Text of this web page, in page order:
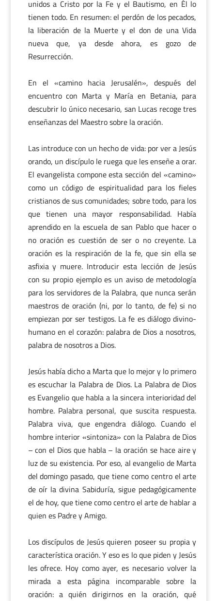
unidos a Cristo por la Fe y el Bautismo, en Él lo
tienen todo. En resumen: el perdón de los pecados,
la liberación de la Muerte y el don de una Vida
nueva que, ya desde ahora, es gozo de
Resurrección.
En el «camino hacia Jerusalén», después del
encuentro con Marta y María en Betania, para
descubrir lo único necesario, san Lucas recoge tres
enseñanzas del Maestro sobre la oración.
Las introduce con un hecho de vida: por ver a Jesús
orando, un discípulo le ruega que les enseñe a orar.
El evangelista compone esta sección del «camino»
como un código de espiritualidad para los fieles
cristianos de sus comunidades; sobre todo, para los
que tienen una mayor responsabilidad. Había
aprendido en la escuela de san Pablo que hacer o
no oración es cuestión de ser o no creyente. La
oración es la respiración de la fe, que sin ella se
asfixia y muere. Introducir esta lección de Jesús
con su propio ejemplo es un aviso de metodología
para los servidores de la Palabra, que nunca serán
maestros de oración (ni, por lo tanto, de fe) si no
empiezan por ser testigos. La fe es diálogo divino-
humano en el corazón: palabra de Dios a nosotros,
palabra de nosotros a Dios.
Jesús había dicho a Marta que lo mejor y lo primero
es escuchar la Palabra de Dios. La Palabra de Dios
es Evangelio que habla a la sincera interioridad del
hombre. Palabra personal, que suscita respuesta.
Palabra viva, que engendra diálogo. Cuando el
hombre interior «sintoniza» con la Palabra de Dios
– con el Dios que habla – la oración se hace aire y
luz de su existencia. Por eso, al evangelio de Marta
del domingo pasado, que tiene como centro el arte
de oír la divina Sabiduría, sigue pedagógicamente
el de hoy, que tiene como centro el arte de hablar a
quien es Padre y Amigo.
Los discípulos de Jesús quieren poseer su propia y
característica oración. Y eso es lo que piden y Jesús
les ofrece. Hoy como ayer, es necesario volver la
mirada a esta página incomparable sobre la
oración: a quién dirigirnos en la oración, qué